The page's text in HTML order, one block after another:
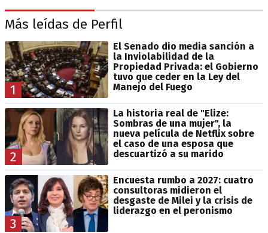
Más leídas de Perfil
1
El Senado dio media sanción a
la Inviolabilidad de la
Propiedad Privada: el Gobierno
tuvo que ceder en la Ley del
Manejo del Fuego
2
La historia real de "Elize:
Sombras de una mujer", la
nueva película de Netflix sobre
el caso de una esposa que
descuartizó a su marido
3
Encuesta rumbo a 2027: cuatro
consultoras midieron el
desgaste de Milei y la crisis de
liderazgo en el peronismo